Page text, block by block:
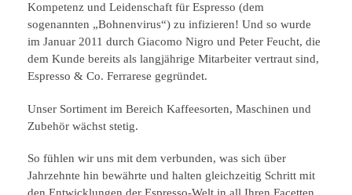
Kompetenz und Leidenschaft für Espresso (dem
sogenannten „Bohnenvirus“) zu infizieren! Und so wurde
im Januar 2011 durch Giacomo Nigro und Peter Feucht, die
dem Kunde bereits als langjährige Mitarbeiter vertraut sind,
Espresso & Co. Ferrarese gegründet.
Unser Sortiment im Bereich Kaffeesorten, Maschinen und
Zubehör wächst stetig.
So fühlen wir uns mit dem verbunden, was sich über
Jahrzehnte hin bewährte und halten gleichzeitig Schritt mit